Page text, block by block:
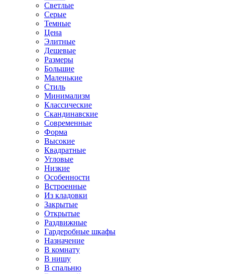
Светлые
Серые
Темные
Цена
Элитные
Дешевые
Размеры
Большие
Маленькие
Стиль
Минимализм
Классические
Скандинавские
Современные
Форма
Высокие
Квадратные
Угловые
Низкие
Особенности
Встроенные
Из кладовки
Закрытые
Открытые
Раздвижные
Гардеробные шкафы
Назначение
В комнату
В нишу
В спальню